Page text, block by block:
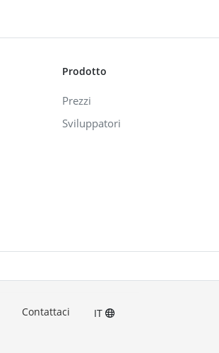
Prodotto
Prezzi
Sviluppatori
Contattaci IT